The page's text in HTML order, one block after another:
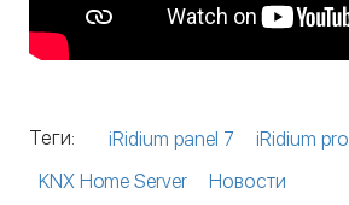
Теги: iRidium panel 7
iRidium pro
KNX Home Server
Новости